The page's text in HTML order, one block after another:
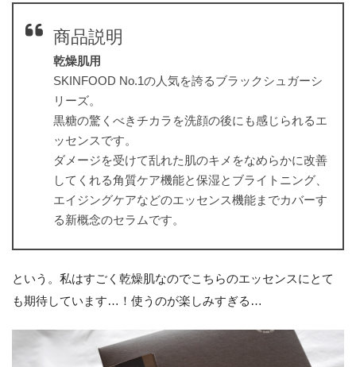
商品説明
乾燥肌用
SKINFOOD No.1の人気を誇るブラックシュガーシ
リーズ。
黒糖の驚くべきチカラを洗顔の後にも感じられるエ
ッセンスです。
ダメージを受けて乱れた肌のキメをなめらかに改善
してくれる角質ケア機能と保湿とブライトニング、
エイジングケアなどのエッセンス機能までカバーす
る新概念のセラムです。
という。私はすごく乾燥肌なのでこちらのエッセンスにとて
も期待しています…！使うのが楽しみすぎる…